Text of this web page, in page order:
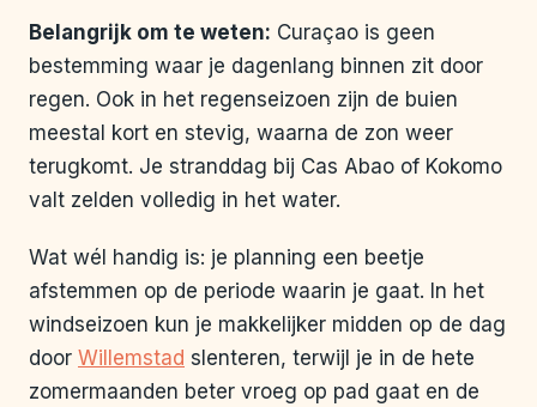
Belangrijk om te weten: Curaçao is geen
bestemming waar je dagenlang binnen zit door
regen. Ook in het regenseizoen zijn de buien
meestal kort en stevig, waarna de zon weer
terugkomt. Je stranddag bij Cas Abao of Kokomo
valt zelden volledig in het water.
Wat wél handig is: je planning een beetje
afstemmen op de periode waarin je gaat. In het
windseizoen kun je makkelijker midden op de dag
door Willemstad slenteren, terwijl je in de hete
zomermaanden beter vroeg op pad gaat en de